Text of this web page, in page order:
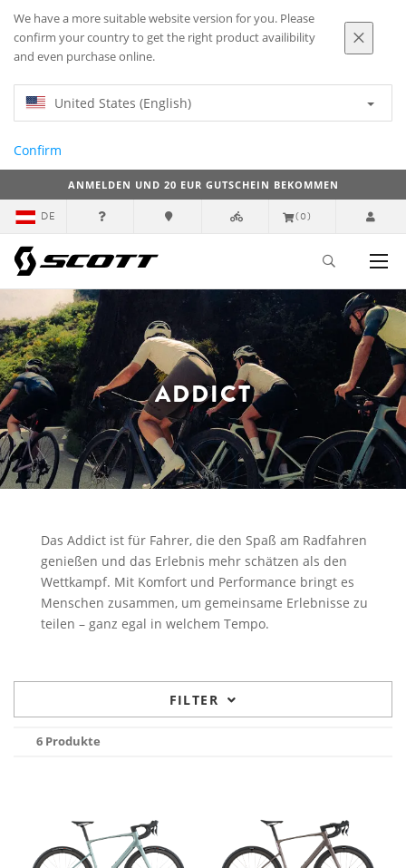
We have a more suitable website version for you. Please
confirm your country to get the right product availibility
and even purchase online.
United States (English)
Confirm
ANMELDEN UND 20 EUR GUTSCHEIN BEKOMMEN
DE (0)
ADDICT
Das Addict ist für Fahrer, die den Spaß am Radfahren
genießen und das Erlebnis mehr schätzen als den
Wettkampf. Mit Komfort und Performance bringt es
Menschen zusammen, um gemeinsame Erlebnisse zu
teilen – ganz egal in welchem Tempo.
FILTER
6 Produkte